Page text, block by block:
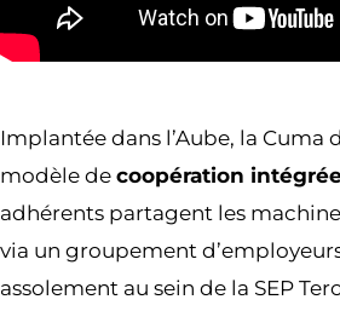
Implantée dans l’Aube, la Cuma
modèle de coopération
adhérents partagent les
via un groupement
assolement au sein de la SEP